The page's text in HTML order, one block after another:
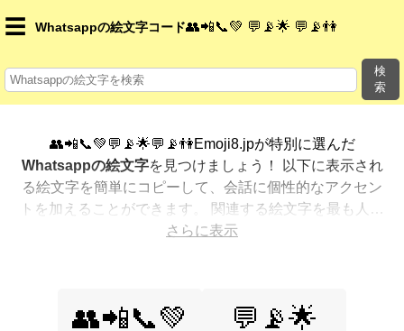
☰ Whatsappの絵文字コード 👥📲📞💚 💬📡🌟 💬📡👫
検
索
👥📲📞💚💬📡🌟💬📡👫Emoji8.jpが特別に選んだ
Whatsappの絵文字を見つけましょう！ 以下に表示され
る絵文字を簡単にコピーして、会話に個性的なアクセン
トを加えることができます。 関連する絵文字を最も人気
のある順に表示しました。さらに多くのオプションが欲
さらに表示
👥📲📞💚 💬📡🌟